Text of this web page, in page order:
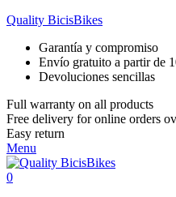
Quality BicisBikes
Garantía y compromiso
Envío gratuito a partir de
Devoluciones sencillas
Full warranty on all products
Free delivery for online orders
Easy return
Menu
0